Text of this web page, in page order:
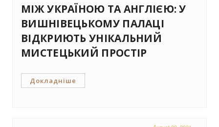
МІЖ УКРАЇНОЮ ТА АНГЛІЄЮ: У
ВИШНІВЕЦЬКОМУ ПАЛАЦІ
ВІДКРИЮТЬ УНІКАЛЬНИЙ
МИСТЕЦЬКИЙ ПРОСТІР
Докладніше